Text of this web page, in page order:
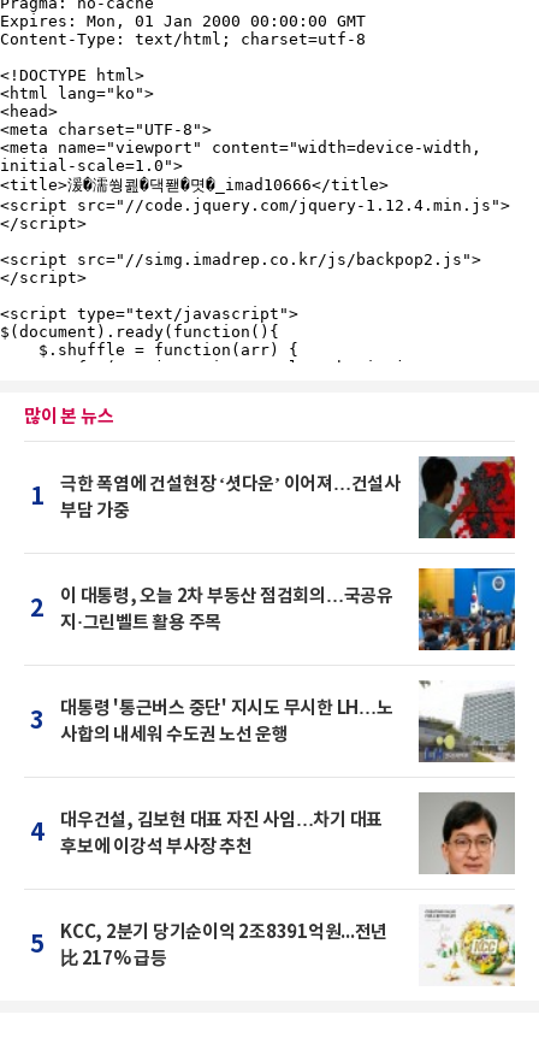
많이 본 뉴스
1
극한 폭염에 건설현장 ‘셧다운’ 이어져…건설사
부담 가중
2
이 대통령, 오늘 2차 부동산 점검회의…국공유
지·그린벨트 활용 주목
3
대통령 '통근버스 중단' 지시도 무시한 LH…노
사합의 내세워 수도권 노선 운행
4
대우건설, 김보현 대표 자진 사임…차기 대표
후보에 이강석 부사장 추천
5
KCC, 2분기 당기순이익 2조8391억원...전년
比 217% 급등